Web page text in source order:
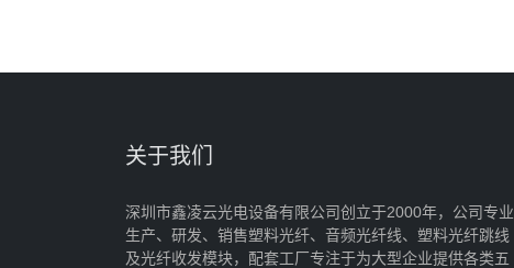
关于我们
深圳市鑫凌云光电设备有限公司创立于2000年，公司专业
生产、研发、销售塑料光纤、音频光纤线、塑料光纤跳线
及光纤收发模块，配套工厂专注于为大型企业提供各类五